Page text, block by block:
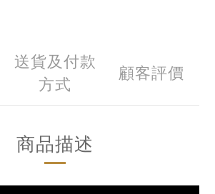
送貨及付款
方式
顧客評價
商品描述